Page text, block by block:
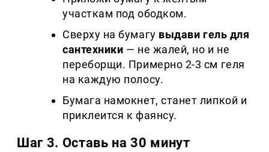
участкам под ободком.
Сверху на бумагу выдави гель для
сантехники — не жалей, но и не
переборщи. Примерно 2-3 см геля
на каждую полосу.
Бумага намокнет, станет липкой и
приклеится к фаянсу.
Шаг 3. Оставь на 30 минут